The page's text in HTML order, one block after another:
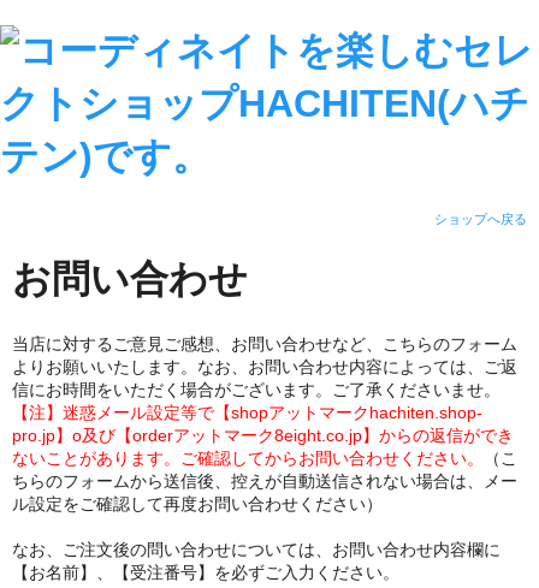
ショップへ戻る
お問い合わせ
当店に対するご意見ご感想、お問い合わせなど、こちらのフォーム
よりお願いいたします。なお、お問い合わせ内容によっては、ご返
信にお時間をいただく場合がございます。ご了承くださいませ。
【注】迷惑メール設定等で【shopアットマークhachiten.shop-
pro.jp】o及び【orderアットマーク8eight.co.jp】からの返信ができ
ないことがあります。ご確認してからお問い合わせください。
（こ
ちらのフォームから送信後、控えが自動送信されない場合は、メー
ル設定をご確認して再度お問い合わせください）
なお、ご注文後の問い合わせについては、お問い合わせ内容欄に
【お名前】、【受注番号】を必ずご入力ください。